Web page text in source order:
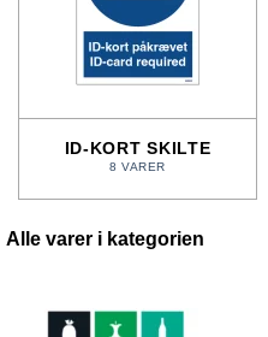
ID-KORT SKILTE
8 VARER
Alle varer i kategorien